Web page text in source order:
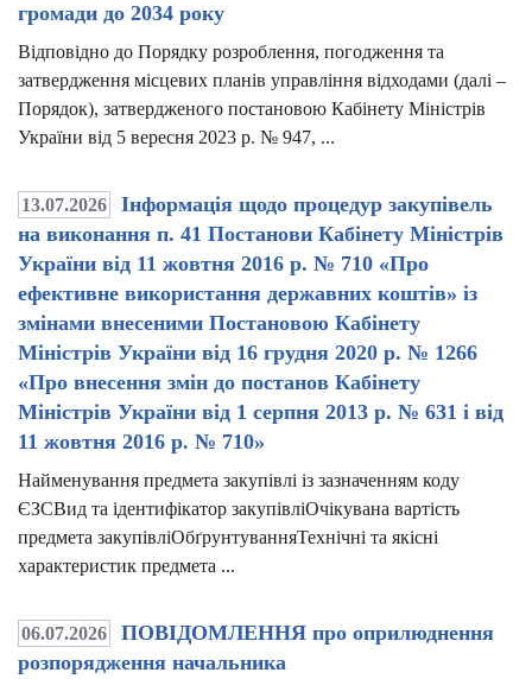
громади до 2034 року
Відповідно до Порядку розроблення, погодження та
затвердження місцевих планів управління відходами (далі –
Порядок), затвердженого постановою Кабінету Міністрів
України від 5 вересня 2023 р. № 947, ...
13.07.2026
Інформація щодо процедур закупівель
на виконання п. 41 Постанови Кабінету Міністрів
України від 11 жовтня 2016 р. № 710 «Про
ефективне використання державних коштів» із
змінами внесеними Постановою Кабінету
Міністрів України від 16 грудня 2020 р. № 1266
«Про внесення змін до постанов Кабінету
Міністрів України від 1 серпня 2013 р. № 631 і від
11 жовтня 2016 р. № 710»
Найменування предмета закупівлі із зазначенням коду
ЄЗСВид та ідентифікатор закупівліОчікувана вартість
предмета закупівліОбґрунтуванняТехнічні та якісні
характеристик предмета ...
06.07.2026
ПОВІДОМЛЕННЯ про оприлюднення
розпорядження начальника